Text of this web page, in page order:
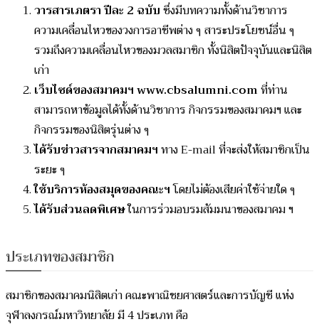
วารสารเภตรา ปีละ 2 ฉบับซึ่งมีบทความทั้งด้านวิชาการ
ความเคลื่อนไหวของวงการอาชีพต่าง ๆ สาระประโยชน์อื่น ๆ
รวมถึงความเคลื่อนไหวของมวลสมาชิก ทั้งนิสิตปัจจุบันและนิสิต
เก่า
เว็บไซด์ของสมาคมฯ www.cbsalumni.comที่ท่าน
สามารถหาข้อมูลได้ทั้งด้านวิชาการ กิจกรรมของสมาคมฯ และ
กิจกรรมของนิสิตรุ่นต่าง ๆ
ได้รับข่าวสารจากสมาคมฯทาง E-mail ที่จะส่งให้สมาชิกเป็น
ระยะ ๆ
ใช้บริการห้องสมุดของคณะฯโดยไม่ต้องเสียค่าใช้จ่ายใด ๆ
ได้รับส่วนลดพิเศษในการร่วมอบรมสัมมนาของสมาคม ฯ
ประเภทของสมาชิก
สมาชิกของสมาคมนิสิตเก่า คณะพาณิชยศาสตร์และการบัญชี แห่ง
จุฬาลงกรณ์มหาวิทยาลัย มี 4 ประเภท คือ